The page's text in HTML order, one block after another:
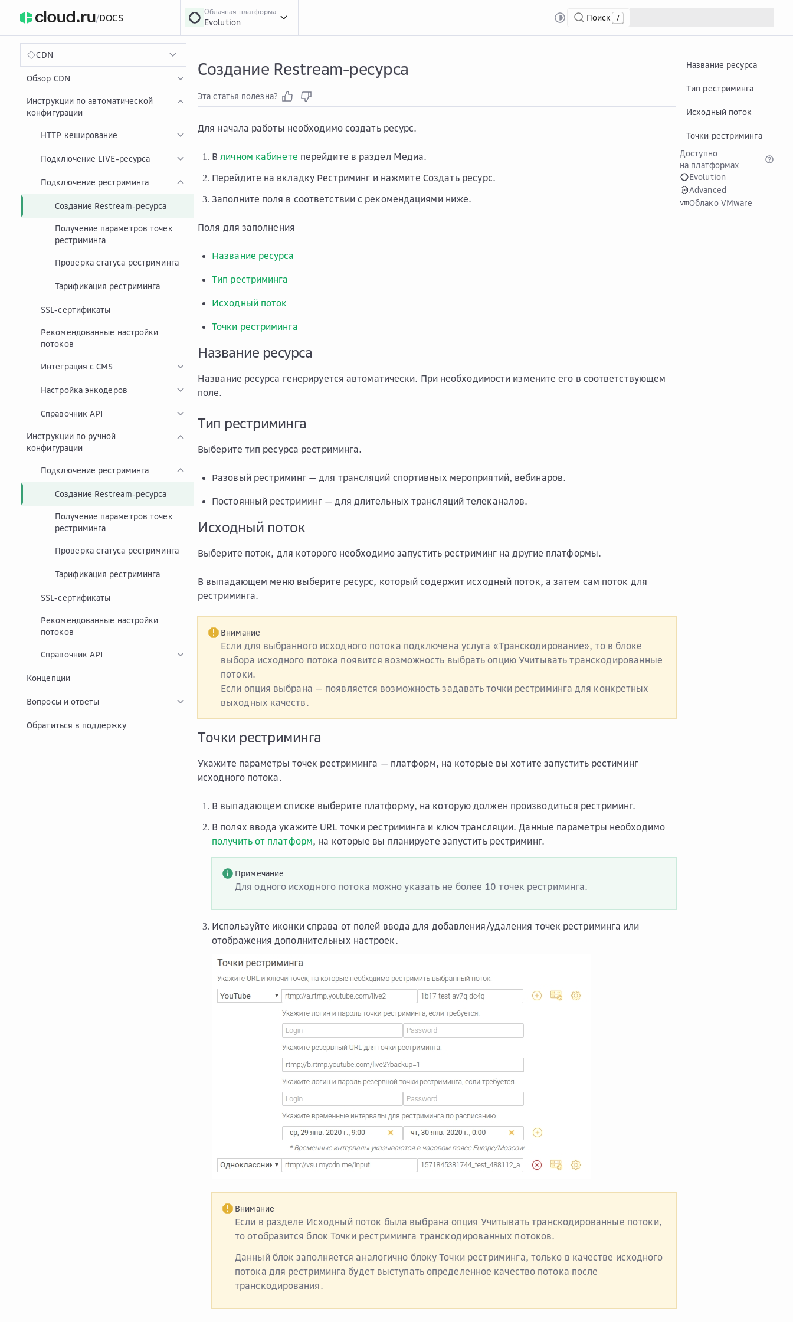
/DOCS
Облачная платформа
Evolution Поиск /
CDN
Обзор CDN
Инструкции по автоматической
конфигурации
HTTP кеширование
Подключение LIVE-ресурса
Подключение рестриминга
Создание Restream-ресурса
Получение параметров точек
рестриминга
Проверка статуса рестриминга
Тарификация рестриминга
SSL-сертификаты
Рекомендованные настройки
потоков
Интеграция с CMS
Настройка энкодеров
Справочник API
Инструкции по ручной
конфигурации
Подключение рестриминга
Создание Restream-ресурса
Получение параметров точек
рестриминга
Проверка статуса рестриминга
Тарификация рестриминга
SSL-сертификаты
Рекомендованные настройки
потоков
Справочник API
Концепции
Вопросы и ответы
Обратиться в поддержку
Создание Restream-ресурса
Эта статья полезна?
Для начала работы необходимо создать ресурс.
Вличном кабинете перейдите в раздел Медиа.
Перейдите на вкладку Рестриминг и нажмите Создать ресурс.
Заполните поля в соответствии с рекомендациями ниже.
Поля для заполнения
Название ресурса
Тип рестриминга
Исходный поток
Точки рестриминга
Название ресурса
Название ресурса генерируется автоматически. При необходимости измените его в соответствующем
поле.
Тип рестриминга
Выберите тип ресурса рестриминга.
Разовый рестриминг — для трансляций спортивных мероприятий, вебинаров.
Постоянный рестриминг — для длительных трансляций телеканалов.
Исходный поток
Выберите поток, для которого необходимо запустить рестриминг на другие платформы.
В выпадающем меню выберите ресурс, который содержит исходный поток, а затем сам поток для
рестриминга.
Внимание
Если для выбранного исходного потока подключена услуга «Транскодирование», то в блоке
выбора исходного потока появится возможность выбрать опцию Учитывать транскодированные
потоки.
Если опция выбрана — появляется возможность задавать точки рестриминга для конкретных
выходных качеств.
Точки рестриминга
Укажите параметры точек рестриминга — платформ, на которые вы хотите запустить рестиминг
исходного потока.
В выпадающем списке выберите платформу, на которую должен производиться рестриминг.
В полях ввода укажите URL точки рестриминга и ключ трансляции. Данные параметры необходимо
получить от платформ, на которые вы планируете запустить рестриминг.
Примечание
Для одного исходного потока можно указать не более 10 точек рестриминга.
Используйте иконки справа от полей ввода для добавления/удаления точек рестриминга или
отображения дополнительных настроек.
Внимание
Если в разделе Исходный поток была выбрана опция Учитывать транскодированные потоки,
то отобразится блокТочки рестриминга транскодированных потоков.
Данный блок заполняется аналогично блокуТочки рестриминга, только в качестве исходного
потока для рестриминга будет выступать определенное качество потока после
транскодирования.
Название ресурса
Тип рестриминга
Исходный поток
Точки рестриминга
Доступно
на платформах
Evolution
Advanced
Облако VMware